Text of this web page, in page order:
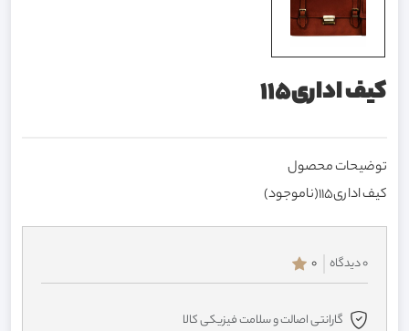
کیف اداری115
توضیحات محصول
کیف اداری115(ناموجود)
0 دیدگاه 0
گارانتی اصالت و سلامت فیزیکی کالا